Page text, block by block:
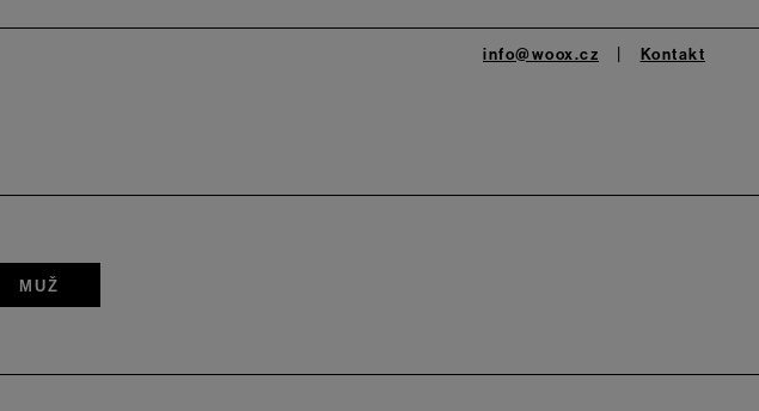
info@woox.cz Kontakt
MUŽ